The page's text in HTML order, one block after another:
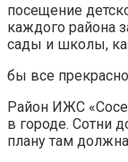
посещение
каждого района
сады и школы,
бы все
Район ИЖС
в городе. Сотни
плану там